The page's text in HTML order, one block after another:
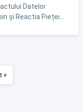
Datelor
și Reactia Pieței
»